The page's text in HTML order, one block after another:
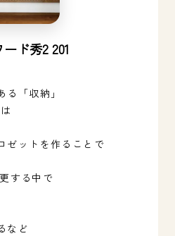
ド秀2 201
「収納」
ゼットを作ることで
する中で
など